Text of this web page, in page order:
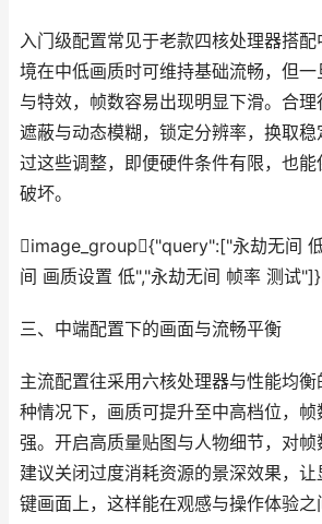
入门级配置常见于老款四核处理器搭
境在中低画质时可维持基础流畅，但
与特效，帧数容易出现明显下滑。合
遮蔽与动态模糊，锁定分辨率，换取
过这些调整，即便硬件条件有限，也
破坏。
image_group{"query":["永劫无间
间 画质设置 低","永劫无间 帧率 测试
三、中端配置下的画面与流畅平衡
主流配置往采用六核处理器与性能均
种情况下，画质可提升至中高档位，帧
强。开启高质量贴图与人物细节，对帧
建议关闭过度消耗资源的景深效果，
键画面上，这样能在观感与操作体验